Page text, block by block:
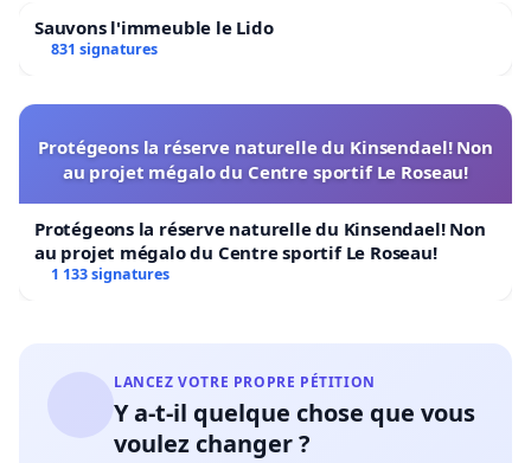
Sauvons l'immeuble le Lido
831 signatures
Protégeons la réserve naturelle du Kinsendael! Non
au projet mégalo du Centre sportif Le Roseau!
Protégeons la réserve naturelle du Kinsendael! Non
au projet mégalo du Centre sportif Le Roseau!
1 133 signatures
LANCEZ VOTRE PROPRE PÉTITION
Y a-t-il quelque chose que vous
voulez changer ?